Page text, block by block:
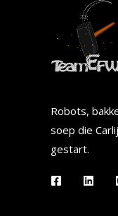
Robots,
soep die
gestart.